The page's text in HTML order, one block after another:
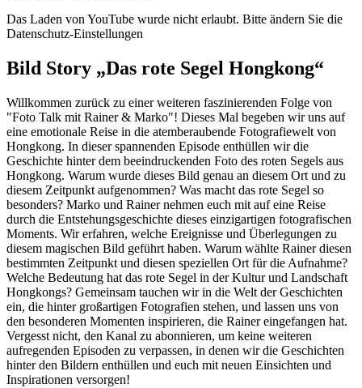
Das Laden von YouTube wurde nicht erlaubt. Bitte ändern Sie die
Datenschutz-Einstellungen
Bild Story „Das rote Segel Hongkong“
Willkommen zurück zu einer weiteren faszinierenden Folge von
"Foto Talk mit Rainer & Marko"! Dieses Mal begeben wir uns auf
eine emotionale Reise in die atemberaubende Fotografiewelt von
Hongkong. In dieser spannenden Episode enthüllen wir die
Geschichte hinter dem beeindruckenden Foto des roten Segels aus
Hongkong. Warum wurde dieses Bild genau an diesem Ort und zu
diesem Zeitpunkt aufgenommen? Was macht das rote Segel so
besonders? Marko und Rainer nehmen euch mit auf eine Reise
durch die Entstehungsgeschichte dieses einzigartigen fotografischen
Moments. Wir erfahren, welche Ereignisse und Überlegungen zu
diesem magischen Bild geführt haben. Warum wählte Rainer diesen
bestimmten Zeitpunkt und diesen speziellen Ort für die Aufnahme?
Welche Bedeutung hat das rote Segel in der Kultur und Landschaft
Hongkongs? Gemeinsam tauchen wir in die Welt der Geschichten
ein, die hinter großartigen Fotografien stehen, und lassen uns von
den besonderen Momenten inspirieren, die Rainer eingefangen hat.
Vergesst nicht, den Kanal zu abonnieren, um keine weiteren
aufregenden Episoden zu verpassen, in denen wir die Geschichten
hinter den Bildern enthüllen und euch mit neuen Einsichten und
Inspirationen versorgen!